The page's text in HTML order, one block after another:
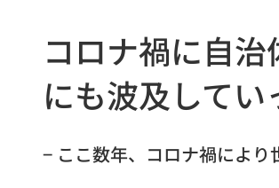
コロナ禍に自
にも波及してい
− ここ数年、コロナ禍によ